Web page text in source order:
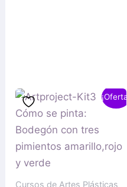
¡Oferta!
Cursos de Artes Plásticas
El
precio
original
era:
El
precio
es: